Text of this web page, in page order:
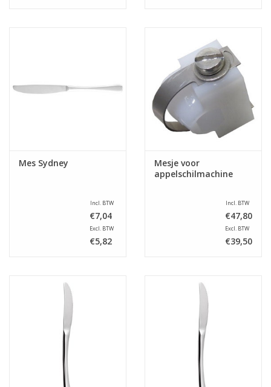
Mes Sydney
Incl. BTW
€7,04
Excl. BTW
€5,82
Mesje voor
appelschilmachine
Incl. BTW
€47,80
Excl. BTW
€39,50